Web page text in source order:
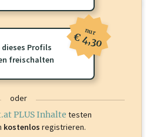
wirtschaft.at PLUS Inhalte
Schalten Sie dieses Profil frei
Inhalte zu sehen.
dieses Profils
freischalten
nur
€ 4,30
oder
PLUS Inhalte testen
kostenlos registrieren.